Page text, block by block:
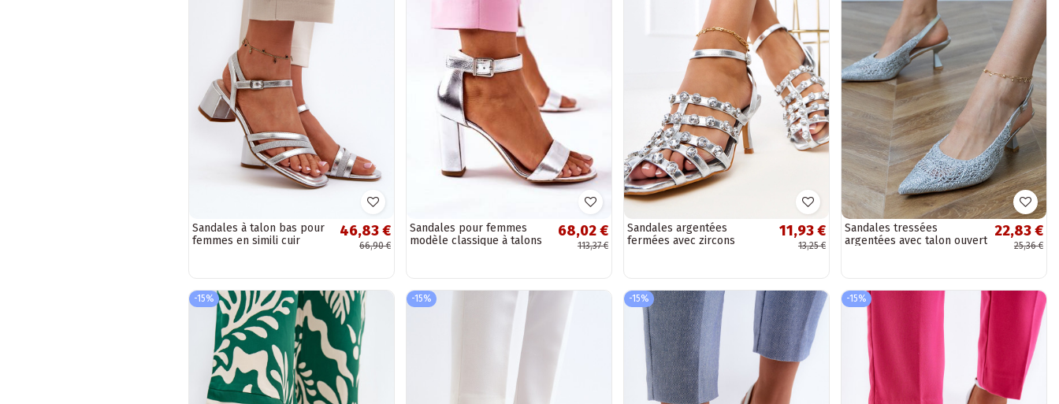
Sandales à talon bas pour
femmes en simili cuir
46,83 €
66,90 €
Sandales pour femmes
modèle classique à talons
68,02 €
113,37 €
Sandales argentées
fermées avec zircons
11,93 €
13,25 €
Sandales tressées
argentées avec talon ouvert
22,83 €
25,36 €
-15% -15% -15% -15%